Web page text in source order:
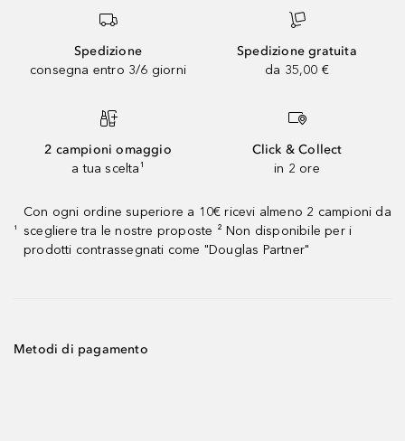
Spedizione
consegna entro 3/6 giorni
Spedizione gratuita
da 35,00 €
2 campioni omaggio
a tua scelta¹
Click & Collect
in 2 ore
¹
Con ogni ordine superiore a 10€ ricevi almeno 2 campioni da
scegliere tra le nostre proposte ² Non disponibile per i
prodotti contrassegnati come "Douglas Partner"
Metodi di pagamento